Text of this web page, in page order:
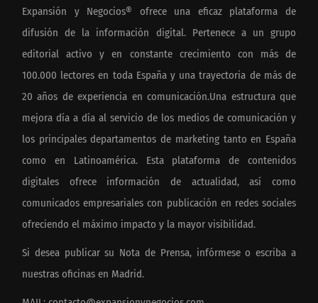
Expansión y Negocios® ofrece una eficaz plataforma de
difusión de la información digital. Pertenece a un grupo
editorial activo y en constante crecimiento con más de
100.000 lectores en toda España y una trayectoria de más de
20 años de experiencia en comunicación.Una estructura que
mejora día a día al servicio de los medios de comunicación y
los principales departamentos de marketing tanto en España
como en Latinoamérica. Esta plataforma de contenidos
digitales ofrece información de actualidad, así como
comunicados empresariales con publicación en redes sociales
ofreciendo el máximo impacto y la mayor visibilidad.
Si desea publicar su Nota de Prensa, infórmese o escriba a
nuestras oficinas en Madrid.